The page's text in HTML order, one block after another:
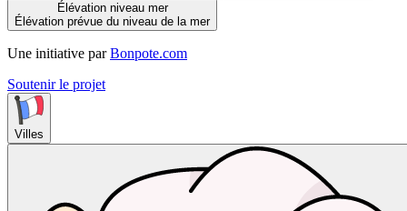
Élévation niveau mer
Élévation prévue du niveau de la mer
Une initiative par Bonpote.com
Soutenir le projet
Villes